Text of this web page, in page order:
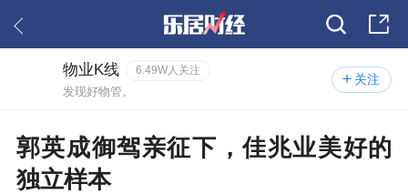
关注
物业K线 6.49W人关注
发现好物管。
郭英成御驾亲征下，佳兆业美好的
独立样本